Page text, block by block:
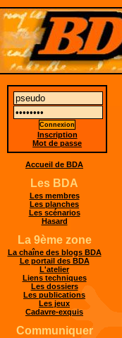
Inscription
Mot de passe
Accueil de BDA
Les BDA
Les membres
Les planches
Les scénarios
Hasard
La 9ème zone
La chaîne des blogs BDA
Le portail des BDA
L'atelier
Liens techniques
Les dossiers
Les publications
Les jeux
Cadavre-exquis
Communiquer